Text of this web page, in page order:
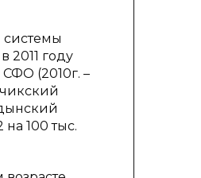
системы
2011 году
СФО (2010г. –
на 100 тыс.